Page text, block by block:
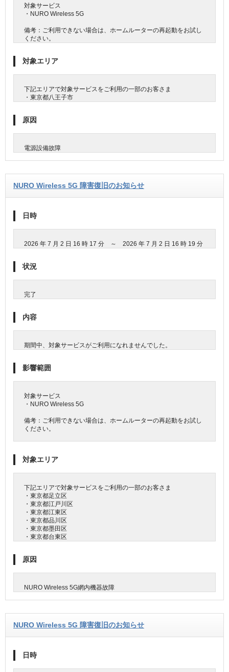
対象サービス
・NURO Wireless 5G
備考：ご利用できない場合は、ホームルーターの再起動をお試し
ください。
対象エリア
下記エリアで対象サービスをご利用の一部のお客さま
・東京都八王子市
原因
電源設備故障
NURO Wireless 5G 障害復旧のお知らせ
日時
2026 年 7 月 2 日 16 時 17 分 ～ 2026 年 7 月 2 日 16 時 19 分
状況
完了
内容
期間中、対象サービスがご利用になれませんでした。
影響範囲
対象サービス
・NURO Wireless 5G
備考：ご利用できない場合は、ホームルーターの再起動をお試し
ください。
対象エリア
下記エリアで対象サービスをご利用の一部のお客さま
・東京都足立区
・東京都江戸川区
・東京都江東区
・東京都品川区
・東京都墨田区
・東京都台東区
原因
NURO Wireless 5G網内機器故障
NURO Wireless 5G 障害復旧のお知らせ
日時